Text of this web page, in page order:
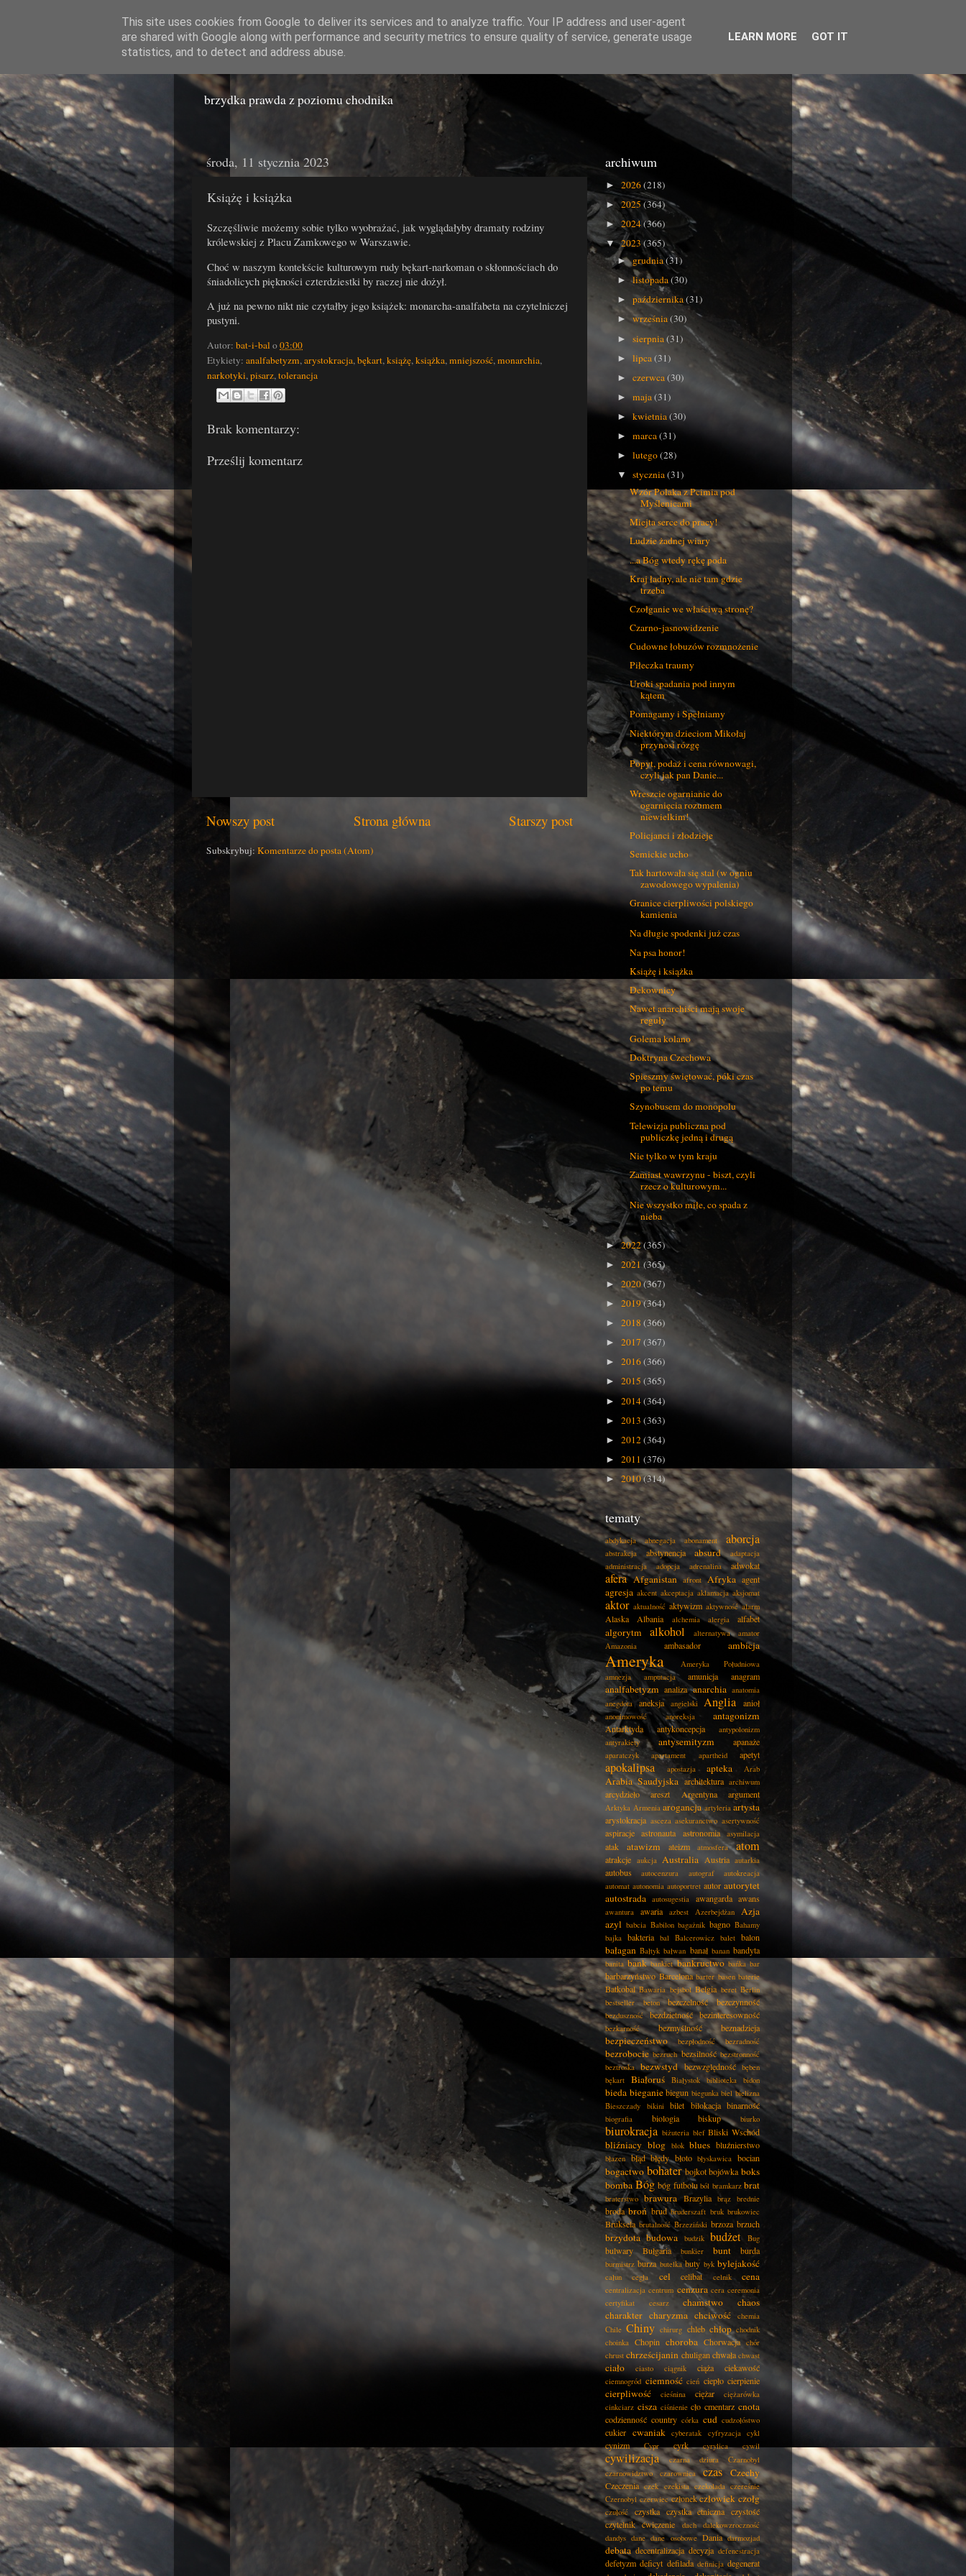
Miasto Gówna
brzydka prawda z poziomu chodnika
środa, 11 stycznia 2023
Książę i książka
Szczęśliwie możemy sobie tylko wyobrażać, jak wyglądałyby dramaty rodziny
królewskiej z Placu Zamkowego w Warszawie.
Choć w naszym kontekście kulturowym rudy bękart-narkoman o skłonnościach do
śniadolicych piękności czterdziestki by raczej nie dożył.
A już na pewno nikt nie czytałby jego książek: monarcha-analfabeta na czytelniczej
pustyni.
Autor: bat-i-balo03:00
Etykiety: analfabetyzm,arystokracja,bękart,książę,książka,mniejszość,monarchia,
narkotyki,pisarz,tolerancja
Brak komentarzy:
Prześlij komentarz
Nowszy post Starszy post
Strona główna
Subskrybuj: Komentarze do posta (Atom)
archiwum
► 2026(218)
►2025(364)
► 2024(366)
▼2023(365)
►grudnia(31)
►listopada(30)
►października(31)
►września(30)
►sierpnia(31)
►lipca(31)
►czerwca(30)
►maja(31)
►kwietnia(30)
►marca(31)
►lutego(28)
▼stycznia(31)
Wzór Polaka z Pcimia pod
Myślenicami
Miejta serce do pracy!
Ludzie żadnej wiary
...a Bóg wtedy rękę poda
Kraj ładny, ale nie tam gdzie
trzeba
Czołganie we właściwą stronę?
Czarno-jasnowidzenie
Cudowne łobuzów rozmnożenie
Piłeczka traumy
Uroki spadania pod innym
kątem
Pomagamy i Spełniamy
Niektórym dzieciom Mikołaj
przynosi rózgę
Popyt, podaż i cena równowagi,
czyli jak pan Danie...
Wreszcie ogarnianie do
ogarnięcia rozumem
niewielkim!
Policjanci i złodzieje
Semickie ucho
Tak hartowała się stal (w ogniu
zawodowego wypalenia)
Granice cierpliwości polskiego
kamienia
Na długie spodenki już czas
Na psa honor!
Książę i książka
Dekownicy
Nawet anarchiści mają swoje
reguły
Golema kolano
Doktryna Czechowa
Spieszmy świętować, póki czas
po temu
Szynobusem do monopolu
Telewizja publiczna pod
publiczkę jedną i drugą
Nie tylko w tym kraju
Zamiast wawrzynu - biszt, czyli
rzecz o kulturowym...
Nie wszystko miłe, co spada z
nieba
►2022(365)
► 2021(365)
► 2020(367)
► 2019(364)
► 2018 (366)
► 2017 (367)
► 2016(366)
► 2015 (365)
► 2014(364)
► 2013 (363)
► 2012(364)
► 2011 (376)
► 2010(314)
tematy
abdykacja abnegacja abonament aborcja
abstrakcja abstynencja absurd
adaptacja
administracja
adopcja adrenalina adwokat
afera Afganistan afront Afryka agent
agresja akcent akceptacja aklamacja aksjomat
aktor aktualność aktywizm aktywność alarm
Alaska Albania alchemia alergia alfabet
algorytm alkohol alternatywa
amator
Amazonia
ambasador ambicja
Ameryka
Ameryka Południowa
amnezja
amputacja amunicja anagram
analfabetyzm analiza anarchia anatomia
anegdota
aneksja angielski Anglia anioł
anonimowość anoreksja antagonizm
Antarktyda antykoncepcja
antypolonizm
antyrakiety
antysemityzm apanaże
aparatczyk apartament apartheid apetyt
apokalipsa apostazja apteka Arab
Arabia Saudyjska architektura archiwum
arcydzieło areszt Argentyna argument
Arktyka Armenia arogancja artyleria artysta
arystokracja asceza asekuranctwo asertywność
aspiracje astronauta astronomia asymilacja
atak atawizm ateizm atmosfera atom
atrakcje aukcja Australia Austria autarkia
autobus autocenzura autograf
autokreacja
automat autonomia autoportret autor autorytet
autostrada autosugestia awangarda awans
awantura awaria azbest Azerbejdżan
Azja
azyl babcia Babilon bagażnik bagno Bahamy
bajka bakteria bal Balcerowicz balet balon
bałagan Bałtyk bałwan banał banan bandyta
banita bank bankiet bankructwo bańka bar
barbarzyństwo Barcelona barter basen baterie
Batkobal Bawaria bejsbol Belgia beret Berlin
bestseller
beton bezczelność bezczynność
bezduszność bezdzietność bezinteresowność
bezkarność bezmyślność beznadzieja
bezpieczeństwo bezpłodność bezradność
bezrobocie bezruch bezsilność bezstronność
beztroska bezwstyd bezwzględność bęben
bękart
Białoruś Białystok biblioteka bidon
bieda bieganie biegun biegunka biel bielizna
Bieszczady
bikini bilet bilokacja binarność
biografia biologia biskup biurko
biurokracja biżuteria blef Bliski Wschód
bliźniacy blog blok blues bluźnierstwo
błazen błąd błędy błoto błyskawica bocian
bogactwo bohater bojkot bojówka boks
bomba Bóg bóg futbolu ból bramkarz brat
braterstwo brawura Brazylia brąz brednie
broda broń brud bruderszaft bruk brukowiec
Bruksela brutalność Brzeziński brzoza brzuch
brzydota budowa budzik budżet Bug
bulwary Bułgaria bunkier bunt burda
burmistrz burza butelka buty byk bylejakość
całun cegła cel celibat celnik cena
centralizacja centrum cenzura cera ceremonia
certyfikat
cesarz chamstwo
chaos
charakter charyzma chciwość
chemia
Chile Chiny chirurg chleb chłop chodnik
choinka Chopin choroba Chorwacja chór
chrust chrześcijanin chuligan chwała chwast
ciało ciasto ciągnik ciąża ciekawość
ciemnogród ciemność cień ciepło cierpienie
cierpliwość cieśnina ciężar
ciężarówka
cinkciarz cisza ciśnienie cło cmentarz cnota
codzienność country córka cud cudzołóstwo
cukier cwaniak cyberatak cyfryzacja cykl
cynizm Cypr cyrk cyrylica cywil
cywilizacja czarna dziura
Czarnobyl
czarnowidztwo
czarownica czas Czechy
Czeczenia czek czekista czekolada czereśnie
Czernobyl czerwiec członek człowiek czołg
czułość czystka czystka etniczna czystość
czytelnik ćwiczenie dach
dalekowzroczność
dandys dane dane osobowe Dania darmozjad
debata decentralizacja decyzja defenestracja
defetyzm deficyt defilada definicja degenerat
This site uses cookies from Google to deliver its services and to analyze traffic. Your IP address and user-agent
are shared with Google along with performance and security metrics to ensure quality of service, generate usage
statistics, and to detect and address abuse.
LEARN MORE GOT IT